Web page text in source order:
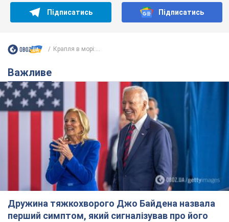
Підписатись Підписатись
Крапля в морі:...
Важливе
Дружина тяжкохворого Джо Байдена назвала
перший симптом, який сигналізував про його